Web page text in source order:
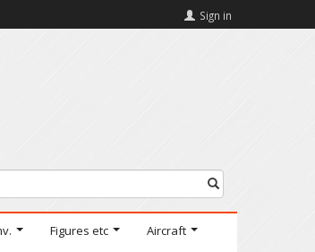
Sign in
Figures etc
Aircraft